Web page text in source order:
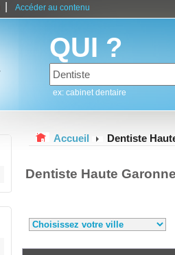
Accéder au contenu
QUI ?
ex: cabinet dentaire
Accueil Dentiste
Dentiste Haute